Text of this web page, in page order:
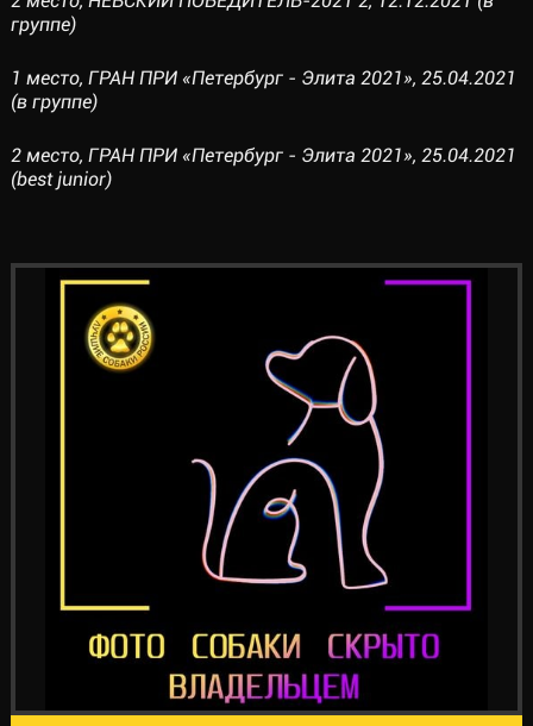
группе)
1 место, ГРАН ПРИ «Петербург - Элита 2021», 25.04.2021
(в группе)
2 место, ГРАН ПРИ «Петербург - Элита 2021», 25.04.2021
(best junior)